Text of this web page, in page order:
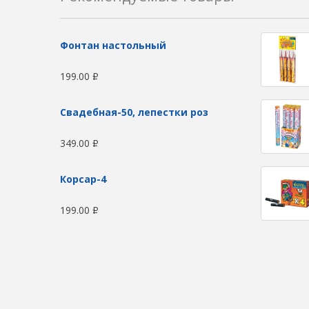
Фонтан настольный
199.00 Р
Свадебная-50, лепестки роз
349.00 Р
Корсар-4
199.00 Р